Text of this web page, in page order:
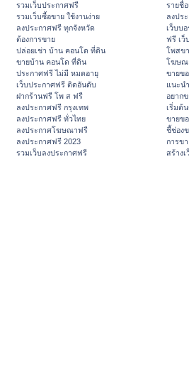
รวมเว็บประกาศฟรี
รวมเว็บซื้อขาย ใช้งานง่าย
ลงประกาศฟรี ทุกจังหวัด
ต้องการขาย
ปล่อยเช่า บ้าน คอนโด ที่ดิน
ขายบ้าน คอนโด ที่ดิน
ประกาศฟรี ไม่มี หมดอายุ
เว็บประกาศฟรี ติดอันดับ
ฝากร้านฟรี โพ ส ฟรี
ลงประกาศฟรี กรุงเทพ
ลงประกาศฟรี ทั่วไทย
ลงประกาศโฆษณาฟรี
ลงประกาศฟรี 2023
รวมเว็บลงประกาศฟรี
รายชื่
ลงปร
เว็บบ
ฟรี เว็
โพสข
โฆษณ
ขายข
แนะน
อยาก
เริ่มต้
ขายขอ
ชี้ช่อง
การข
สร้าง